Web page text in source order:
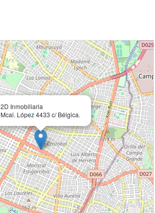
2D Inmobiliaria
Mcal. López 4433 c/ Bélgica.